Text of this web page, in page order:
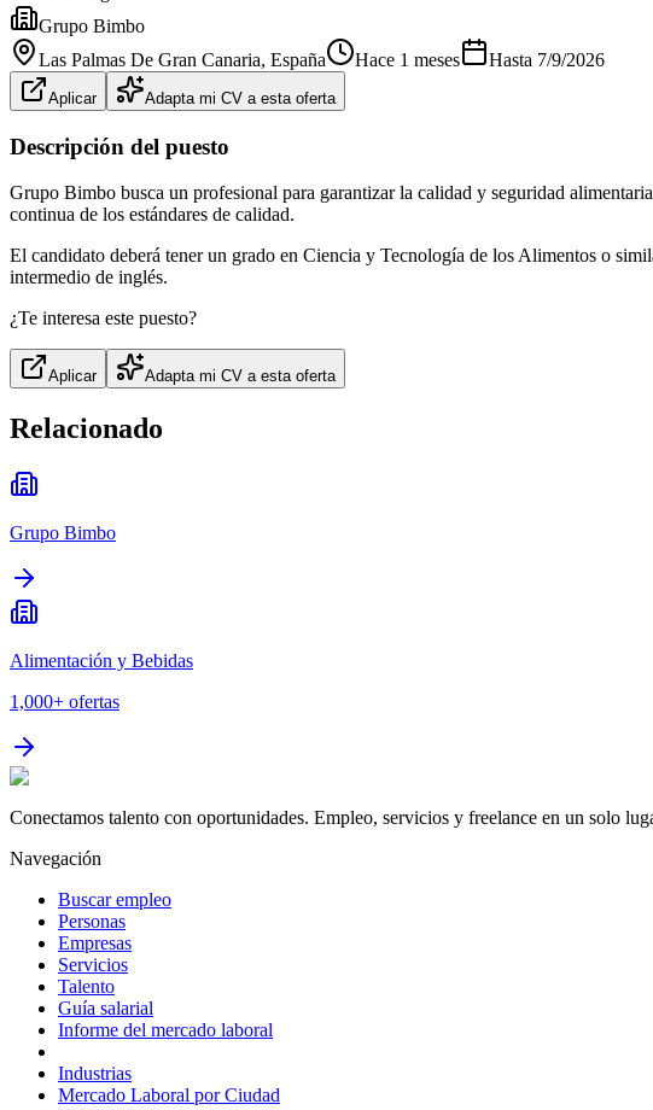
Grupo Bimbo
Las Palmas De Gran Canaria, España Hace 1 meses Hasta 7/9/2026
Aplicar Adapta mi CV a esta oferta
Descripción del puesto
Grupo Bimbo busca un profesional para garantizar la calidad y seguridad
continua de los estándares de calidad.
El candidato deberá tener un grado en Ciencia y Tecnología de los Alimentos o
intermedio de inglés.
¿Te interesa este puesto?
Aplicar Adapta mi CV a esta oferta
Relacionado
Grupo Bimbo
Alimentación y Bebidas
1,000+ ofertas
Conectamos talento con oportunidades. Empleo, servicios y freelance en un solo
Navegación
Buscar empleo
Personas
Empresas
Servicios
Talento
Guía salarial
Informe del mercado laboral
Industrias
Mercado Laboral por Ciudad